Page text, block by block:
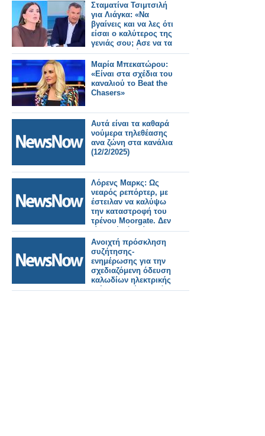
Σταματίνα Τσιμτσιλή
για Λιάγκα: «Να
βγαίνεις και να λες ότι
είσαι ο καλύτερος της
γενιάς σου; Ασε να τα
πει ο σταθμός για
σένα»
Μαρία Μπεκατώρου:
«Είναι στα σχέδια του
καναλιού το Beat the
Chasers»
Αυτά είναι τα καθαρά
νούμερα τηλεθέασης
ανα ζώνη στα κανάλια
(12/2/2025)
Λόρενς Μαρκς: Ως
νεαρός ρεπόρτερ, με
έστειλαν να καλύψω
την καταστροφή του
τρένου Moorgate. Δεν
είχα ιδέα ότι είχε
σκοτωθεί ο πατέρας
μου
Ανοιχτή πρόσκληση
συζήτησης-
ενημέρωσης για την
σχεδιαζόμενη όδευση
καλωδίων ηλεκτρικής
ενέργειας μέσα από